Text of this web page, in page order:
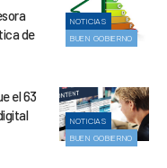
NOTICIAS
BUEN GOBIERNO
de
NOTICIAS
BUEN GOBIERNO
el 63